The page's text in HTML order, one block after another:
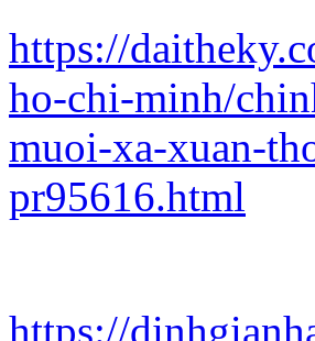
https://
ho-chi-minh/
muoi-xa-xuan-
pr95616.html
https://